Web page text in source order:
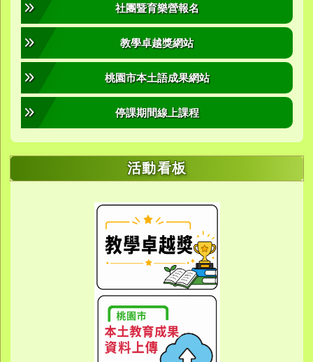
社團暨育樂營報名
教學卓越獎網站
桃園市本土語成果網站
停課期間線上課程
活動看板
link to https://
link to https://
link to https://
link to https://sites.google.com/
link to https://sites.google.com/
link to https://
link to https://
link to https://
link to https://
link to https://
link to https://10000.gov.tw/
link to https://